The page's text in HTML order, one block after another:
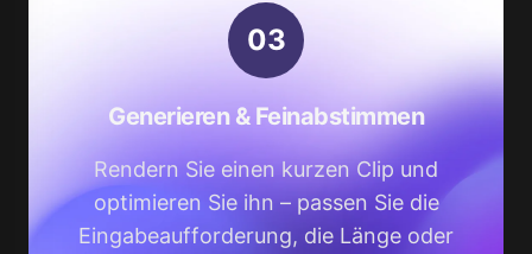
03
Generieren & Feinabstimmen
Rendern Sie einen kurzen Clip und
optimieren Sie ihn – passen Sie die
Eingabeaufforderung, die Länge oder